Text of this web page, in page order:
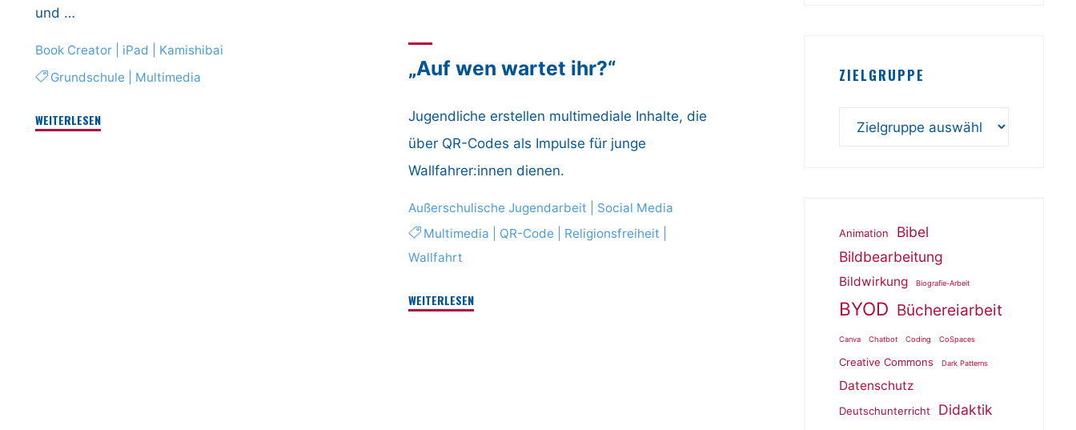
und …
Book Creator iPad
Kamishibai
Grundschule
Multimedia
WEITERLESEN"In
„Auf wen wartet ihr?“
Jugendliche erstellen multimediale Inhalte, die
über QR-Codes als Impulse für junge
Wallfahrer:innen dienen.
Außerschulische Jugendarbeit
Social Media
Multimedia
QR-Code Religionsfreiheit
Wallfahrt
WEITERLESEN"„Auf
ZIELGRUPPE
Animation
Bibel
Bildbearbeitung
Bildwirkung Biografie-Arbeit
BYOD Büchereiarbeit
Canva Chatbot Coding CoSpaces
Creative Commons Dark Patterns
Datenschutz
Deutschunterricht Didaktik